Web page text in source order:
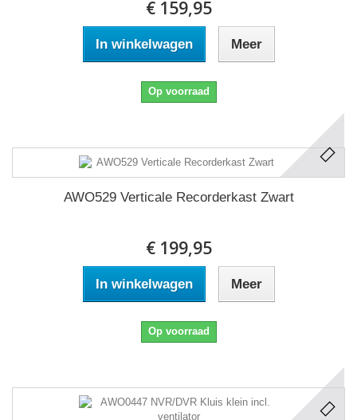
€ 159,95
In winkelwagen Meer
Op voorraad
AWO529 Verticale Recorderkast Zwart
€ 199,95
In winkelwagen Meer
Op voorraad